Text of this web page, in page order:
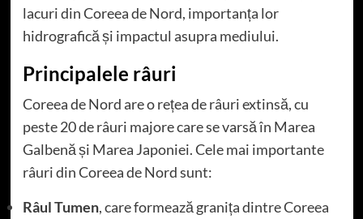
lacuri din Coreea de Nord, importanța lor
hidrografică și impactul asupra mediului.
Principalele râuri
Coreea de Nord are o rețea de râuri extinsă, cu
peste 20 de râuri majore care se varsă în Marea
Galbenă și Marea Japoniei. Cele mai importante
râuri din Coreea de Nord sunt:
Râul Tumen, care formează granița dintre Coreea